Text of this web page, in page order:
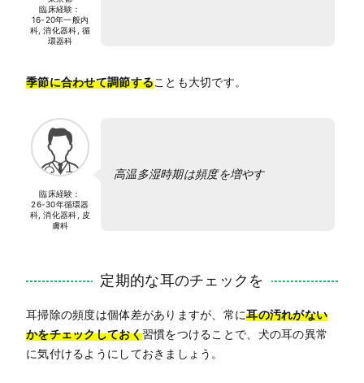
臨床経験：
16-20年一般内
科, 消化器科, 循
環器科
季節に合わせて調節することも大切です。
臨床経験：
26-30年循環器
科, 消化器科, 皮
膚科
高温多湿時期は頻度を増やす
定期的な耳のチェックを
耳掃除の頻度は個体差がありますが、常に耳の汚れがない
かをチェックしておく習慣をつけることで、犬の耳の異常
に気付けるようにしておきましょう。